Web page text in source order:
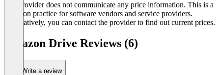
The provider does not communicate any price information. This is a
common practice for software vendors and service providers.
Alternatively, you can contact the provider to find out current prices.
Amazon Drive Reviews (6)
Write a review